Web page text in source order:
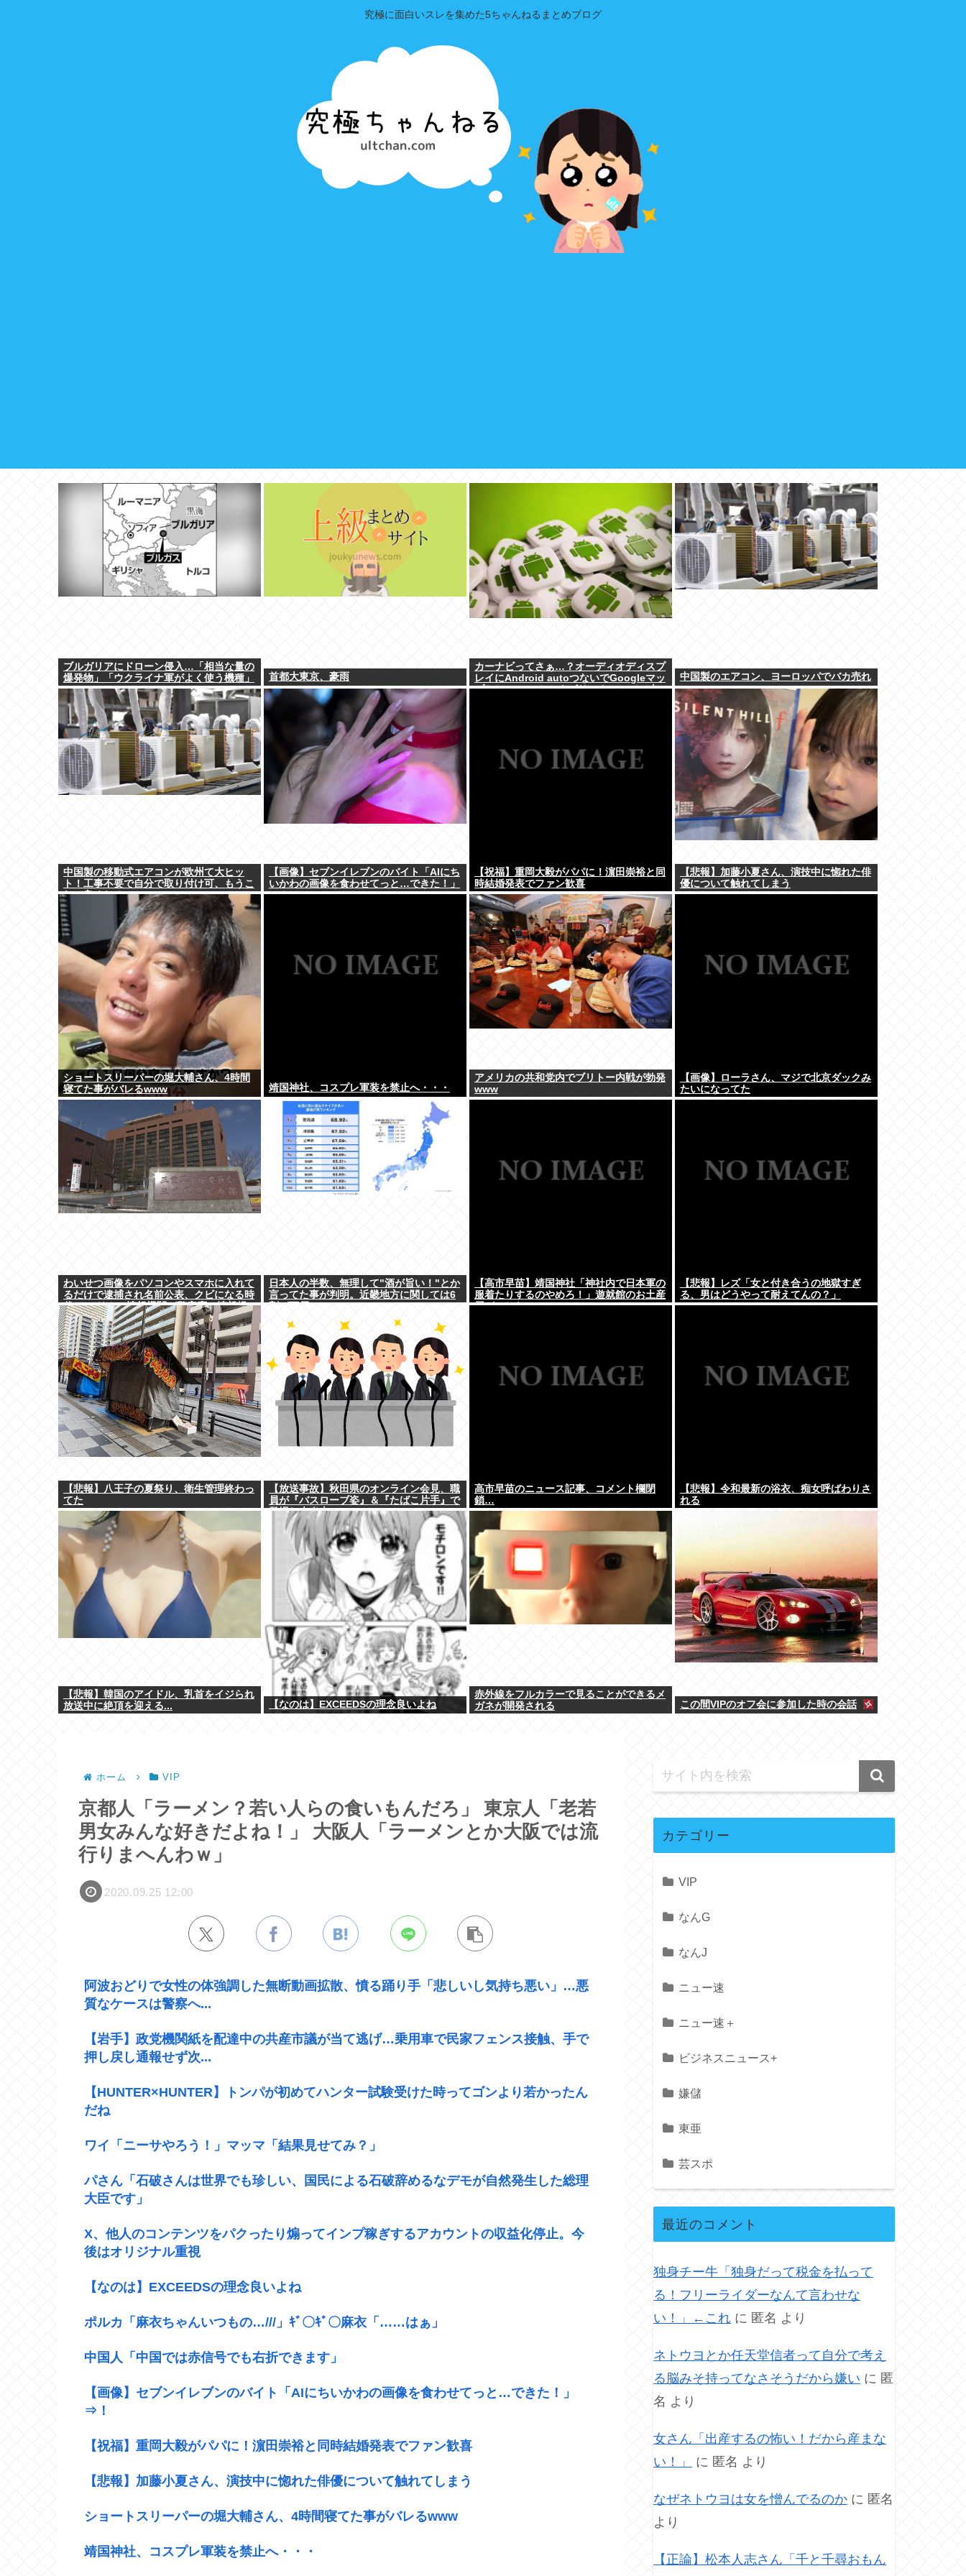
究極に面白いスレを集めた5ちゃんねるまとめブログ
ブルガリアにドローン侵入…「相当な量の
爆発物」「ウクライナ軍がよく使う機種」
首都大東京、豪雨
カーナビってさぁ…？オーディオディスプ
レイにAndroid autoつないでGoogleマッ
プとかcocchiとかナビリンクでマジで十
中国製のエアコン、ヨーロッパでバカ売れ
中国製の移動式エアコンが欧州て大ヒッ
ト！工事不要で自分で取り付け可、もうこ
れで良くね？
【画像】セブンイレブンのバイト「AIにち
いかわの画像を食わせてっと…できた！」
⇒！
【祝福】重岡大毅がパパに！濵田崇裕と同
時結婚発表でファン歓喜
【悲報】加藤小夏さん、演技中に惚れた俳
優について触れてしまう
ショートスリーパーの堀大輔さん、4時間
寝てた事がバレるwww
靖国神社、コスプレ軍装を禁止へ・・・
アメリカの共和党内でブリトー内戦が勃発
www
【画像】ローラさん、マジで北京ダックみ
たいになってた
わいせつ画像をパソコンやスマホに入れて
るだけで逮捕され名前公表、クビになる時
代 アメリカの情報機関が警察庁に情報提
供
日本人の半数、無理して"酒が旨い！"とか
言ってた事が判明。近畿地方に関しては6
【高市早苗】靖国神社「神社内で日本軍の
服着たりするのやめろ！」遊就館のお土産
屋がこちら
【悲報】レズ「女と付き合うの地獄すぎ
る、男はどうやって耐えてんの？」
【悲報】八王子の夏祭り、衛生管理終わっ
てた
【放送事故】秋田県のオンライン会見、職
員が『バスローブ姿』＆『たばこ片手』で
登場し大炎上
高市早苗のニュース記事、コメント欄閉
鎖…
【悲報】令和最新の浴衣、痴女呼ばわりさ
れる
【悲報】韓国のアイドル、乳首をイジられ
放送中に絶頂を迎える...
【なのは】EXCEEDSの理念良いよね
赤外線をフルカラーで見ることができるメ
ガネが開発される
この間VIPのオフ会に参加した時の会話
ホーム VIP
京都人「ラーメン？若い人らの食いもんだろ」 東京人「老若
男女みんな好きだよね！」 大阪人「ラーメンとか大阪では流
行りまへんわｗ」
2020.09.25 12:00
阿波おどりで女性の体強調した無断動画拡散、憤る踊り手「悲しいし気持ち悪い」…悪
質なケースは警察へ...
【岩手】政党機関紙を配達中の共産市議が当て逃げ…乗用車で民家フェンス接触、手で
押し戻し通報せず次...
【HUNTER×HUNTER】トンパが初めてハンター試験受けた時ってゴンより若かったん
だね
ワイ「ニーサやろう！」マッマ「結果見せてみ？」
パさん「石破さんは世界でも珍しい、国民による石破辞めるなデモが自然発生した総理
大臣です」
X、他人のコンテンツをパクったり煽ってインプ稼ぎするアカウントの収益化停止。今
後はオリジナル重視
【なのは】EXCEEDSの理念良いよね
ポルカ「麻衣ちゃんいつもの…///」ｷﾞ〇ｷﾞ〇麻衣「……はぁ」
中国人「中国では赤信号でも右折できます」
【画像】セブンイレブンのバイト「AIにちいかわの画像を食わせてっと…できた！」
⇒！
【祝福】重岡大毅がパパに！濵田崇裕と同時結婚発表でファン歓喜
【悲報】加藤小夏さん、演技中に惚れた俳優について触れてしまう
ショートスリーパーの堀大輔さん、4時間寝てた事がバレるwww
靖国神社、コスプレ軍装を禁止へ・・・
カテゴリー
VIP
なんG
なんJ
ニュー速
ニュー速＋
ビジネスニュース+
嫌儲
東亜
芸スポ
最近のコメント
独身チー牛「独身だって税金を払って
る！フリーライダーなんて言わせな
い！」←これ に 匿名 より
ネトウヨとか任天堂信者って自分で考え
る脳みそ持ってなさそうだから嫌い に 匿
名 より
女さん「出産するの怖い！だから産まな
い！」
に 匿名 より
なぜネトウヨは女を憎んでるのか に 匿名
より
【正論】松本人志さん「千と千尋おもん